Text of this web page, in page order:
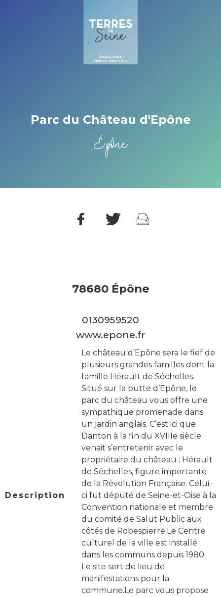
Parc du Château d'Epône
Épône
78680 Épône
0130959520
www.epone.fr
Description
Le château d’Epône sera le fief de
plusieurs grandes familles dont la
famille Hérault de Séchelles.
Situé sur la butte d’Epône, le
parc du château vous offre une
sympathique promenade dans
un jardin anglais. C’est ici que
Danton à la fin du XVIIIe siècle
venait s’entretenir avec le
propriétaire du château : Hérault
de Séchelles, figure importante
de la Révolution Française. Celui-
ci fut député de Seine-et-Oise à la
Convention nationale et membre
du comité de Salut Public aux
côtés de Robespierre.Le Centre
culturel de la ville est installé
dans les communs depuis 1980.
Le site sert de lieu de
manifestations pour la
commune.Le parc vous propose